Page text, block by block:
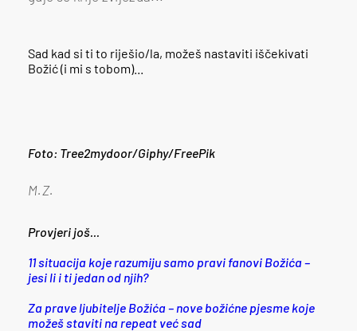
Sad kad si ti to riješio/la, možeš nastaviti iščekivati
Božić (i mi s tobom)...
Foto: Tree2mydoor/Giphy/FreePik
M.Z.
Provjeri još...
11 situacija koje razumiju samo pravi fanovi Božića –
jesi li i ti jedan od njih?
Za prave ljubitelje Božića – nove božićne pjesme koje
možeš staviti na repeat već sad